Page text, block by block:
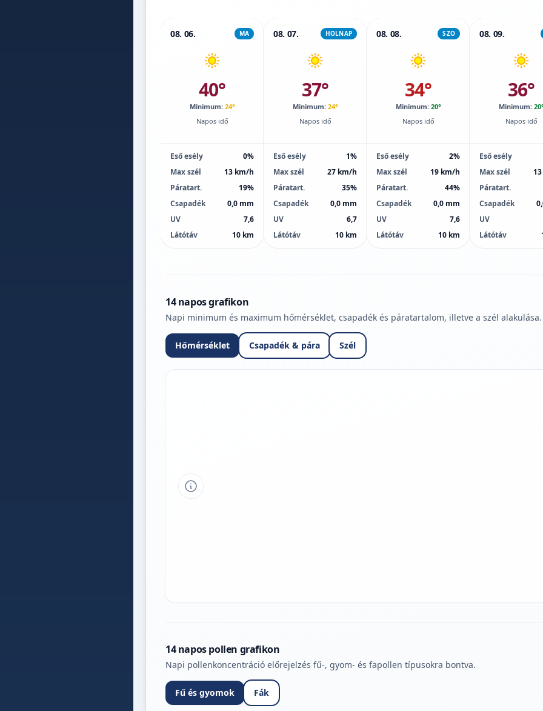
08. 06. MA
40°
Minimum: 24°
Napos idő
Eső esély
0%
Max szél
13 km/h
Páratart.
19%
Csapadék
0,0 mm
UV
7,6
Látótáv
10 km
08. 07. HOLNAP
37°
Minimum: 24°
Napos idő
Eső esély
1%
Max szél
27 km/h
Páratart.
35%
Csapadék
0,0 mm
UV
6,7
Látótáv
10 km
08. 08. SZO
34°
Minimum: 20°
Napos idő
Eső esély
2%
Max szél
19 km/h
Páratart.
44%
Csapadék
0,0 mm
UV
7,6
Látótáv
10 km
08. 09.
36°
Minimum:
Napos idő
Eső esély
Max szél
Páratart.
Csapadék
UV
Látótáv
14 napos grafikon
Napi minimum és maximum hőmérséklet, csapadék és páratartalom, illetve a szél alakulása.
Hőmérséklet Csapadék & pára Szél
Tipp a grafikon jelmagyarázatához
14 napos pollen grafikon
Napi pollenkoncentráció előrejelzés fű-, gyom- és fapollen típusokra bontva.
Fű és gyomok Fák